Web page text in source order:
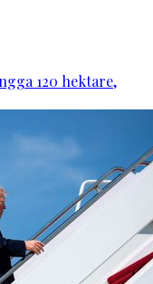
120 hektare,